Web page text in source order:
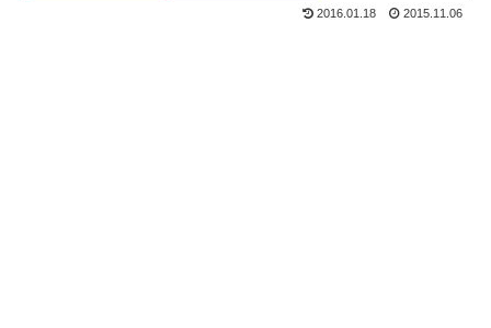
2016.01.18 2015.11.06